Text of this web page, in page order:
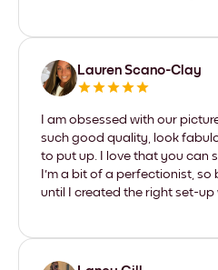
Lauren Scano-Clay
I am obsessed with our
such good quality, look
to put up. I love that you can
I'm a bit of a perfectionist, so
until I created the right set-up